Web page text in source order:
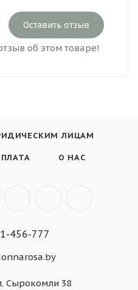
Оставить отзыв
об этом товаре!
ЛИЦАМ
О НАС
456-777
Сырокомли 38